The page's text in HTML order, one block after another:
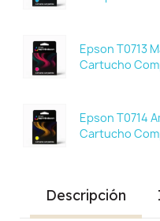
Epson T0713
Cartucho
Epson T0714
Cartucho
Descripción